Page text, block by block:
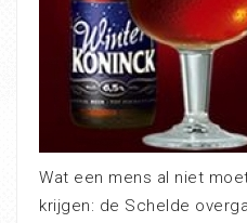
Wat een mens al niet
krijgen: de Schelde